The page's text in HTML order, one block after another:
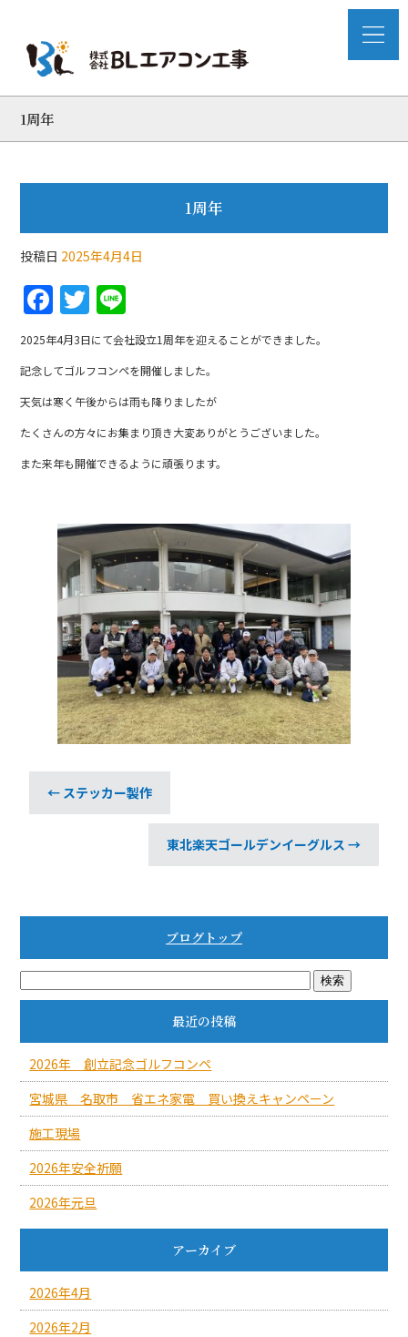
1周年
1周年
投稿日 2025年4月4日
F
a
c
e
b
o
o
T
w
itt
er
n
e
2025年4月3日にて会社設立1周年を迎えることができました。
記念してゴルフコンペを開催しました。
天気は寒く午後からは雨も降りましたが
たくさんの方々にお集まり頂き大変ありがとうございました。
また来年も開催できるように頑張ります。
← ステッカー製作
東北楽天ゴールデンイーグルス →
ブログトップ
最近の投稿
2026年 創立記念ゴルフコンペ
宮城県 名取市 省エネ家電 買い換えキャンペーン
施工現場
2026年安全祈願
2026年元旦
アーカイブ
2026年4月
2026年2月